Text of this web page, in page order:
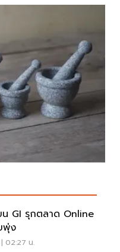
GI รุกตลาด Online
พุ่ง
02:27 น.